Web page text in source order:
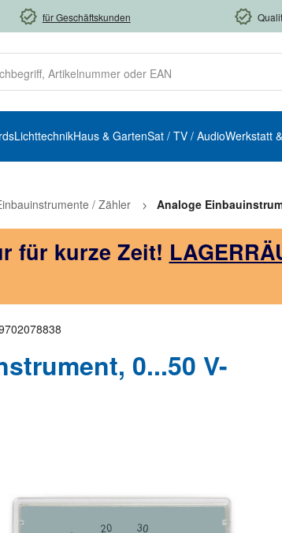
für Geschäftskunden
LichttechnikHaus & GartenSat / TV / AudioWerkstatt
/ Zähler Analoge
für kurze Zeit!
0...50 V-